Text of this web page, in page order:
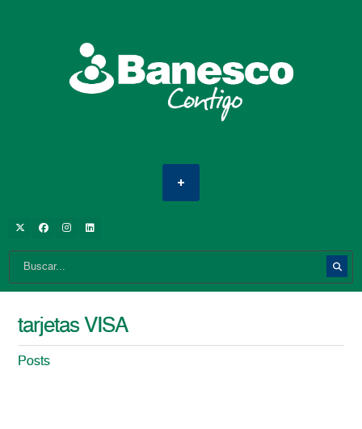
tarjetas VISA
Posts